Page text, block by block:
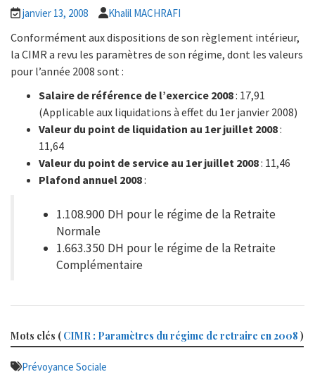
janvier 13, 2008 Khalil MACHRAFI
Conformément aux dispositions de son règlement intérieur,
la CIMR a revu les paramètres de son régime, dont les valeurs
pour l’année 2008 sont :
Salaire de référence de l’exercice 2008: 17,91
(Applicable aux liquidations à effet du 1er janvier 2008)
Valeur du point de liquidation au 1er juillet 2008:
11,64
Valeur du point de service au 1er juillet 2008: 11,46
Plafond annuel 2008:
1.108.900 DH pour le régime de la Retraite
Normale
1.663.350 DH pour le régime de la Retraite
Complémentaire
Mots clés ( CIMR : Paramètres du régime de retraire en 2008 )
Prévoyance Sociale